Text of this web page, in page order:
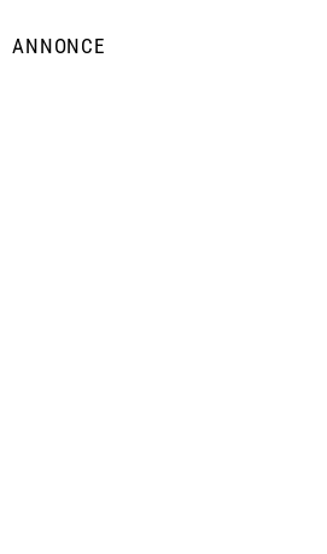
ANNONCE